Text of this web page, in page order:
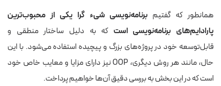
همانطور که گفتیم برنامه‌نویسی شیء گرا یکی از محبوب‌ترین
پارادایم‌های برنامه‌نویسی است که به دلیل ساختار منطقی و
قابل‌توسعه خود در پروژه‌های بزرگ و پیچیده استفاده می‌شود. با این
حال، مانند هر روش دیگری، OOP نیز دارای مزایا و معایب خاص خود
است که در این بخش به بررسی دقیق آن‌ها خواهیم پرداخت.